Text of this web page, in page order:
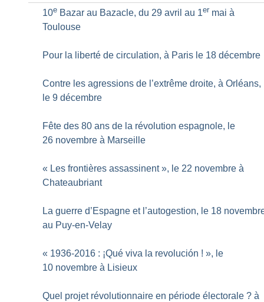
10e Bazar au Bazacle, du 29 avril au 1er mai à
Toulouse
Pour la liberté de circulation, à Paris le 18 décembre
Contre les agressions de l’extrême droite, à Orléans,
le 9 décembre
Fête des 80 ans de la révolution espagnole, le
26 novembre à Marseille
« Les frontières assassinent », le 22 novembre à
Chateaubriant
La guerre d’Espagne et l’autogestion, le 18
au Puy-en-Velay
« 1936-2016 : ¡Qué viva la revolución ! », le
10 novembre à Lisieux
Quel projet révolutionnaire en période électorale ? à